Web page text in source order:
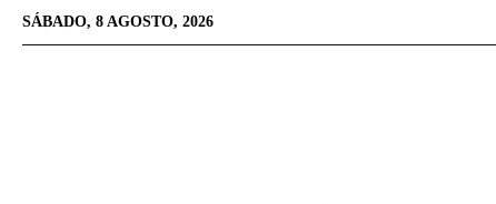
SÁBADO, 8 AGOSTO, 2026